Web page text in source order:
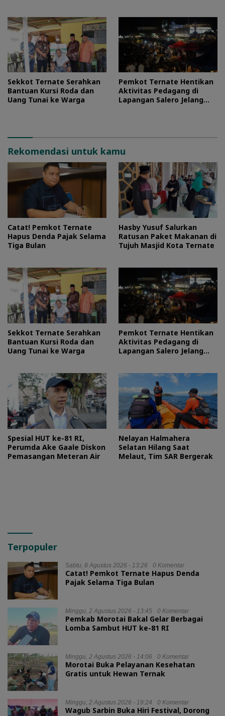
Sekkot Ternate Serahkan
Bantuan Kursi Roda dan
Uang Tunai ke Warga
Pemkot Ternate Hentikan
Aktivitas Pedagang di
Lapangan Salero Jelang
Rekomendasi untuk kamu
Catat! Pemkot Ternate
Hapus Denda Pajak Selama
Tiga Bulan
Hasby Yusuf Salurkan
Ratusan Paket Makanan di
Tujuh Masjid Kota Ternate
Sekkot Ternate Serahkan
Bantuan Kursi Roda dan
Uang Tunai ke Warga
Pemkot Ternate Hentikan
Aktivitas Pedagang di
Lapangan Salero Jelang
Spesial HUT ke-81 RI,
Perumda Ake Gaale Diskon
Pemasangan Meteran Air
Nelayan Halmahera
Selatan Hilang Saat
Melaut, Tim SAR Bergerak
Terpopuler
Sabtu, 8 Agustus 2026 - 13:26 0 Komentar
Catat! Pemkot Ternate Hapus Denda
Pajak Selama Tiga Bulan
Minggu, 2 Agustus 2026 - 13:45 0 Komentar
Pemkab Morotai Bakal Gelar Berbagai
Lomba Sambut HUT ke-81 RI
Minggu, 2 Agustus 2026 - 14:06 0 Komentar
Morotai Buka Pelayanan Kesehatan
Gratis untuk Hewan Ternak
Minggu, 2 Agustus 2026 - 19:24 0 Komentar
Wagub Sarbin Buka Hiri Festival, Dorong